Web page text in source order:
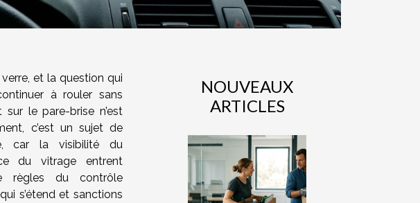
et la question qui
à rouler sans
le pare-brise n’est
c’est un sujet de
car la visibilité du
du vitrage entrent
règles du contrôle
s’étend et sanctions
NOUVEAUX
ARTICLES